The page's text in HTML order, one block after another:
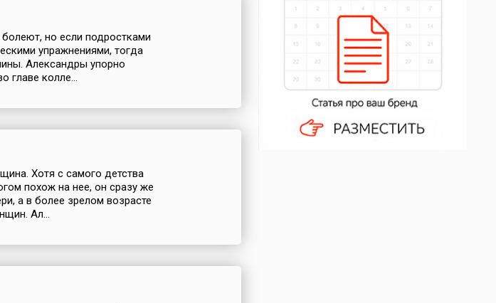
но если подростками
упражнениями, тогда
Александры упорно
главе колле...
Хотя с самого детства
похож на нее, он сразу же
а в более зрелом возрасте
Ал...